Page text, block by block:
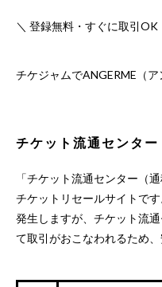
＼ 登録無料・すぐに取引OK
チケジャムでANGERME（
チケット流通センター
「チケット流通センター（
チケットリセールサイトで
発生しますが、チケット流
て取引がおこなわれるため、